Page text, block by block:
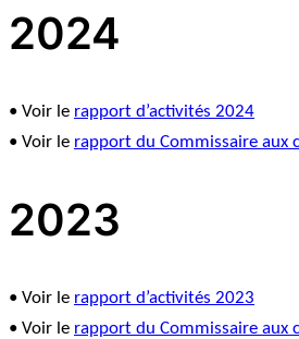
2024
• Voir le rapport d’activités 2024
• Voir le rapport du Commissaire aux
2023
• Voir le rapport d’activités 2023
• Voir le rapport du Commissaire aux